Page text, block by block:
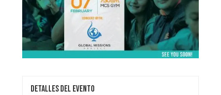
Detalles del evento